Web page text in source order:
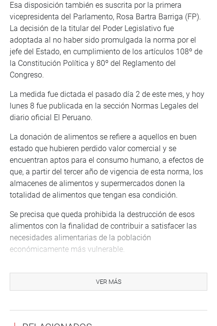
Esa disposición también es suscrita por la primera
vicepresidenta del Parlamento, Rosa Bartra Barriga (FP).
La decisión de la titular del Poder Legislativo fue
adoptada al no haber sido promulgada la norma por el
jefe del Estado, en cumplimiento de los artículos 108º de
la Constitución Política y 80º del Reglamento del
Congreso.
La medida fue dictada el pasado día 2 de este mes, y hoy
lunes 8 fue publicada en la sección Normas Legales del
diario oficial El Peruano.
La donación de alimentos se refiere a aquellos en buen
estado que hubieren perdido valor comercial y se
encuentran aptos para el consumo humano, a efectos de
que, a partir del tercer año de vigencia de esta norma, los
almacenes de alimentos y supermercados donen la
totalidad de alimentos que tengan esa condición.
Se precisa que queda prohibida la destrucción de esos
alimentos con la finalidad de contribuir a satisfacer las
necesidades alimentarias de la población
económicamente más vulnerable.
los servicios gratuitos para atender a la población
afectada de las localidades declaradas en estado de
VER MÁS